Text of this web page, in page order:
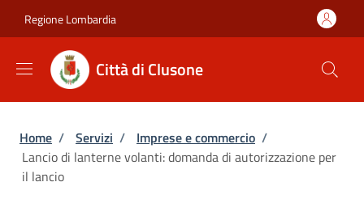
Regione Lombardia
Città di Clusone
Briciole di pane
Home / Servizi / Imprese e commercio /
Lancio di lanterne volanti: domanda di autorizzazione per
il lancio